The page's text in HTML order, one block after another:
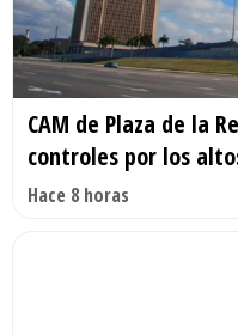
CAM de Plaza de la
controles por los
Hace 8 horas